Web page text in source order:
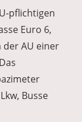
pflichtigen
Euro 6,
der AU einer
Busse